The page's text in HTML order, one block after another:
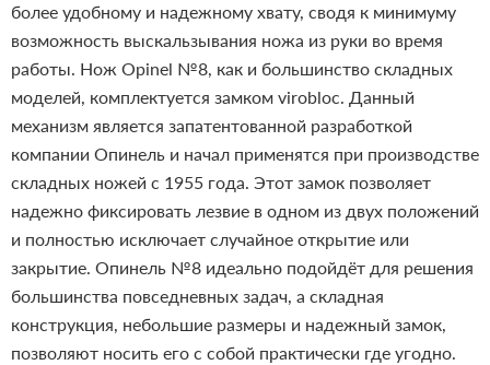
более удобному и надежному хвату, сводя к минимуму
возможность выскальзывания ножа из руки во время
работы. Нож Opinel №8, как и большинство складных
моделей, комплектуется замком virobloc. Данный
механизм является запатентованной разработкой
компании Опинель и начал применятся при производстве
складных ножей с 1955 года. Этот замок позволяет
надежно фиксировать лезвие в одном из двух положений
и полностью исключает случайное открытие или
закрытие. Опинель №8 идеально подойдёт для решения
большинства повседневных задач, а складная
конструкция, небольшие размеры и надежный замок,
позволяют носить его с собой практически где угодно.